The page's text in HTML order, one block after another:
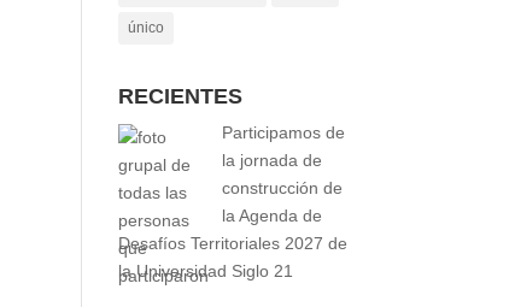
único
RECIENTES
Participamos de
la jornada de
construcción de
la Agenda de
Desafíos Territoriales 2027 de
la Universidad Siglo 21